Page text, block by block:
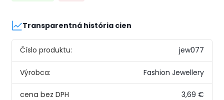
Transparentná história cien
Číslo produktu: jew077
Výrobca: Fashion Jewellery
3,69 €